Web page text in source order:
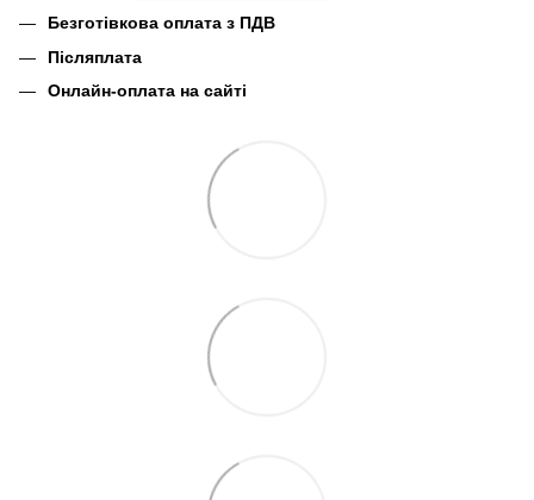
Безготівкова оплата з ПДВ
Післяплата
Онлайн-оплата на сайті